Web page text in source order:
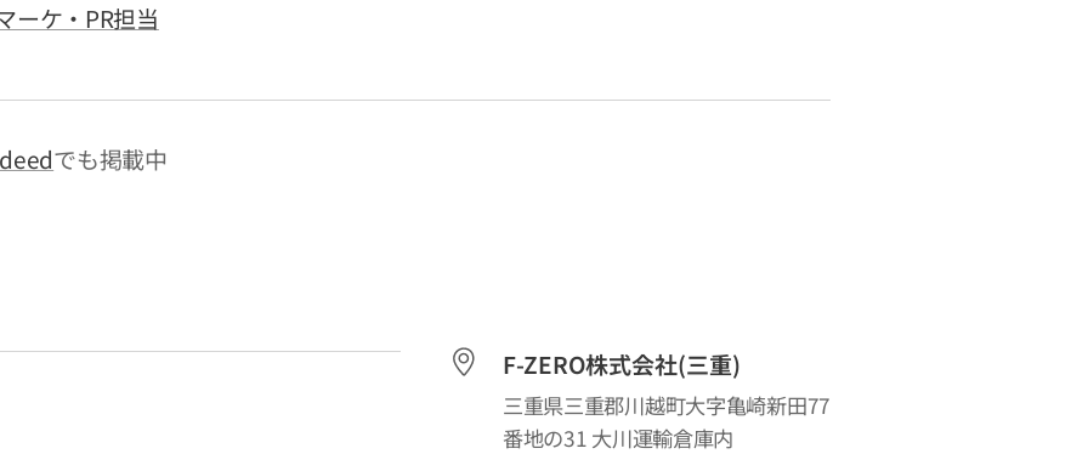
ーケ・PR担当
でも掲載中
F-ZERO株式会社(三重)
三重県三重郡川越町大字亀崎新田77
番地の31 大川運輸倉庫内